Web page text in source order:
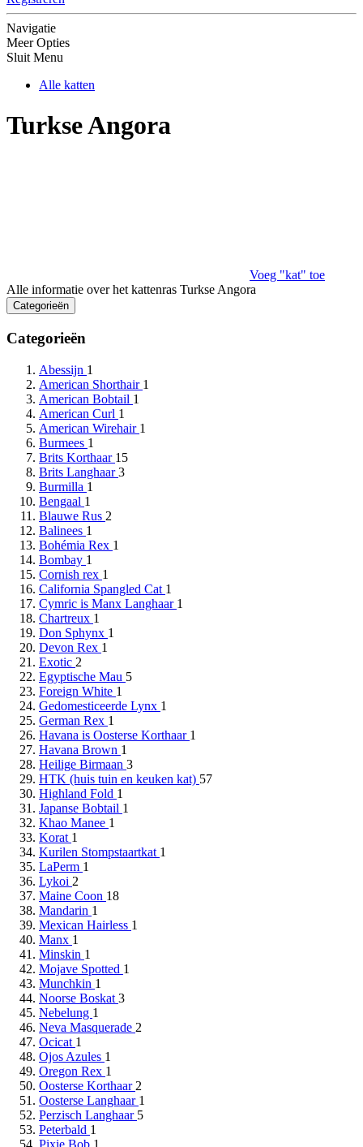
Navigatie
Meer Opties
Sluit Menu
Alle katten
Turkse Angora
Voeg "kat" toe
Alle informatie over het kattenras Turkse Angora
Categorieën
Categorieën
Abessijn 1
American Shorthair 1
American Bobtail 1
American Curl 1
American Wirehair 1
Burmees 1
Brits Korthaar 15
Brits Langhaar3
Burmilla 1
Bengaal 1
Blauwe Rus 2
Balinees 1
Bohémia Rex 1
Bombay 1
Cornish rex 1
California Spangled Cat 1
Cymric is Manx Langhaar 1
Chartreux 1
Don Sphynx 1
Devon Rex 1
Exotic 2
Egyptische Mau 5
Foreign White 1
Gedomesticeerde Lynx 1
German Rex 1
Havana is Oosterse Korthaar 1
Havana Brown 1
Heilige Birmaan 3
HTK (huis tuin en keuken kat) 57
Highland Fold 1
Japanse Bobtail 1
Khao Manee 1
Korat 1
Kurilen Stompstaartkat 1
LaPerm 1
Lykoi 2
Maine Coon 18
Mandarin 1
Mexican Hairless 1
Manx 1
Minskin 1
Mojave Spotted 1
Munchkin 1
Noorse Boskat 3
Nebelung 1
Neva Masquerade 2
Ocicat 1
Ojos Azules 1
Oregon Rex 1
Oosterse Korthaar 2
Oosterse Langhaar 1
Perzisch Langhaar 5
Peterbald 1
Pixie Bob 1